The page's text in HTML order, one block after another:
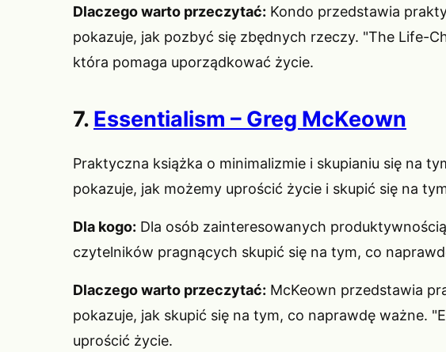
Dlaczego warto przeczytać: Kondo przedstawia
pokazuje, jak pozbyć się zbędnych rzeczy. "The Life-
która pomaga uporządkować życie.
7. Essentialism – Greg McKeown
Praktyczna książka o minimalizmie i skupianiu się na
pokazuje, jak możemy uprościć życie i skupić się na
Dla kogo: Dla osób zainteresowanych
czytelników pragnących skupić się na tym, co
Dlaczego warto przeczytać: McKeown przedstawia
pokazuje, jak skupić się na tym, co naprawdę ważne.
uprościć życie.